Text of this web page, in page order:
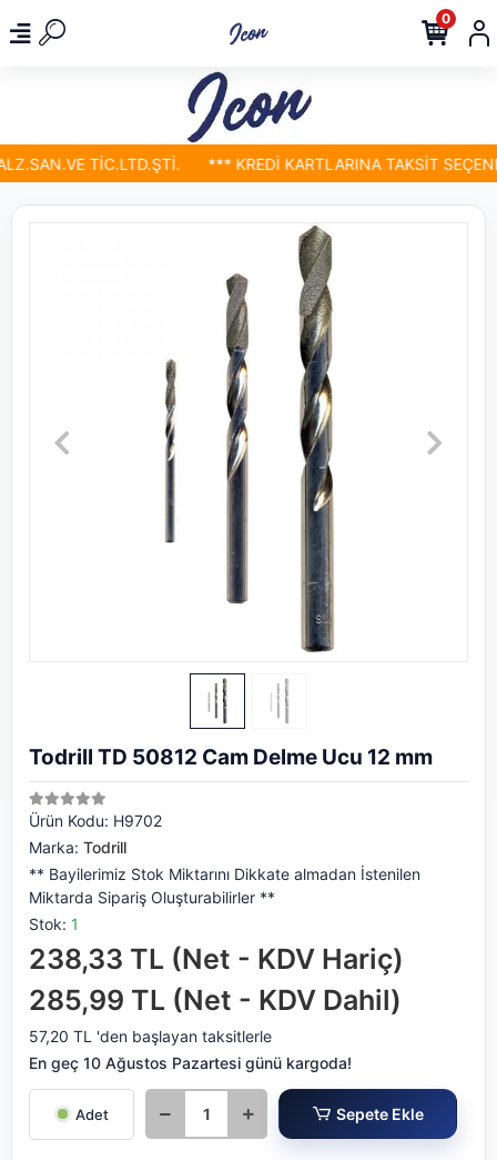
TİC.LTD.ŞTİ. *** KREDİ KARTLARINA TAKSİT
0
Todrill TD 50812 Cam Delme Ucu 12 mm
Ürün Kodu: H9702
Marka: Todrill
** Bayilerimiz Stok Miktarını Dikkate almadan İstenilen
Miktarda Sipariş Oluşturabilirler **
Stok: 1
238,33 TL (Net - KDV Hariç)
285,99 TL (Net - KDV Dahil)
57,20 TL 'den başlayan taksitlerle
En geç 10 Ağustos Pazartesi günü kargoda!
Adet Sepete Ekle